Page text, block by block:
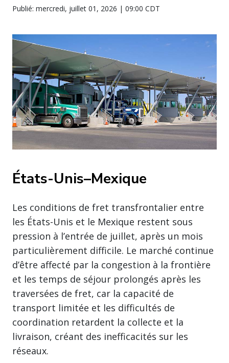
Publié: mercredi, juillet 01, 2026 | 09:00 CDT
États-Unis–Mexique
Les conditions de fret transfrontalier entre
les États-Unis et le Mexique restent sous
pression à l’entrée de juillet, après un mois
particulièrement difficile. Le marché continue
d’être affecté par la congestion à la frontière
et les temps de séjour prolongés après les
traversées de fret, car la capacité de
transport limitée et les difficultés de
coordination retardent la collecte et la
livraison, créant des inefficacités sur les
réseaux.